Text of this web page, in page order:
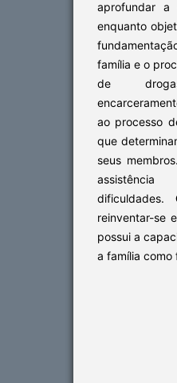
aprofundar a
enquanto
família e o
de
ao processo
que
seus
dificuldades.
reinventar-se
possui a
a família como